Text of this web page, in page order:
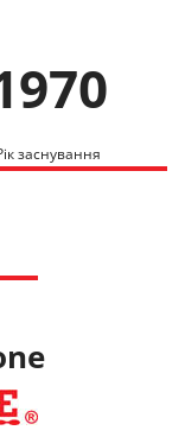
заснування